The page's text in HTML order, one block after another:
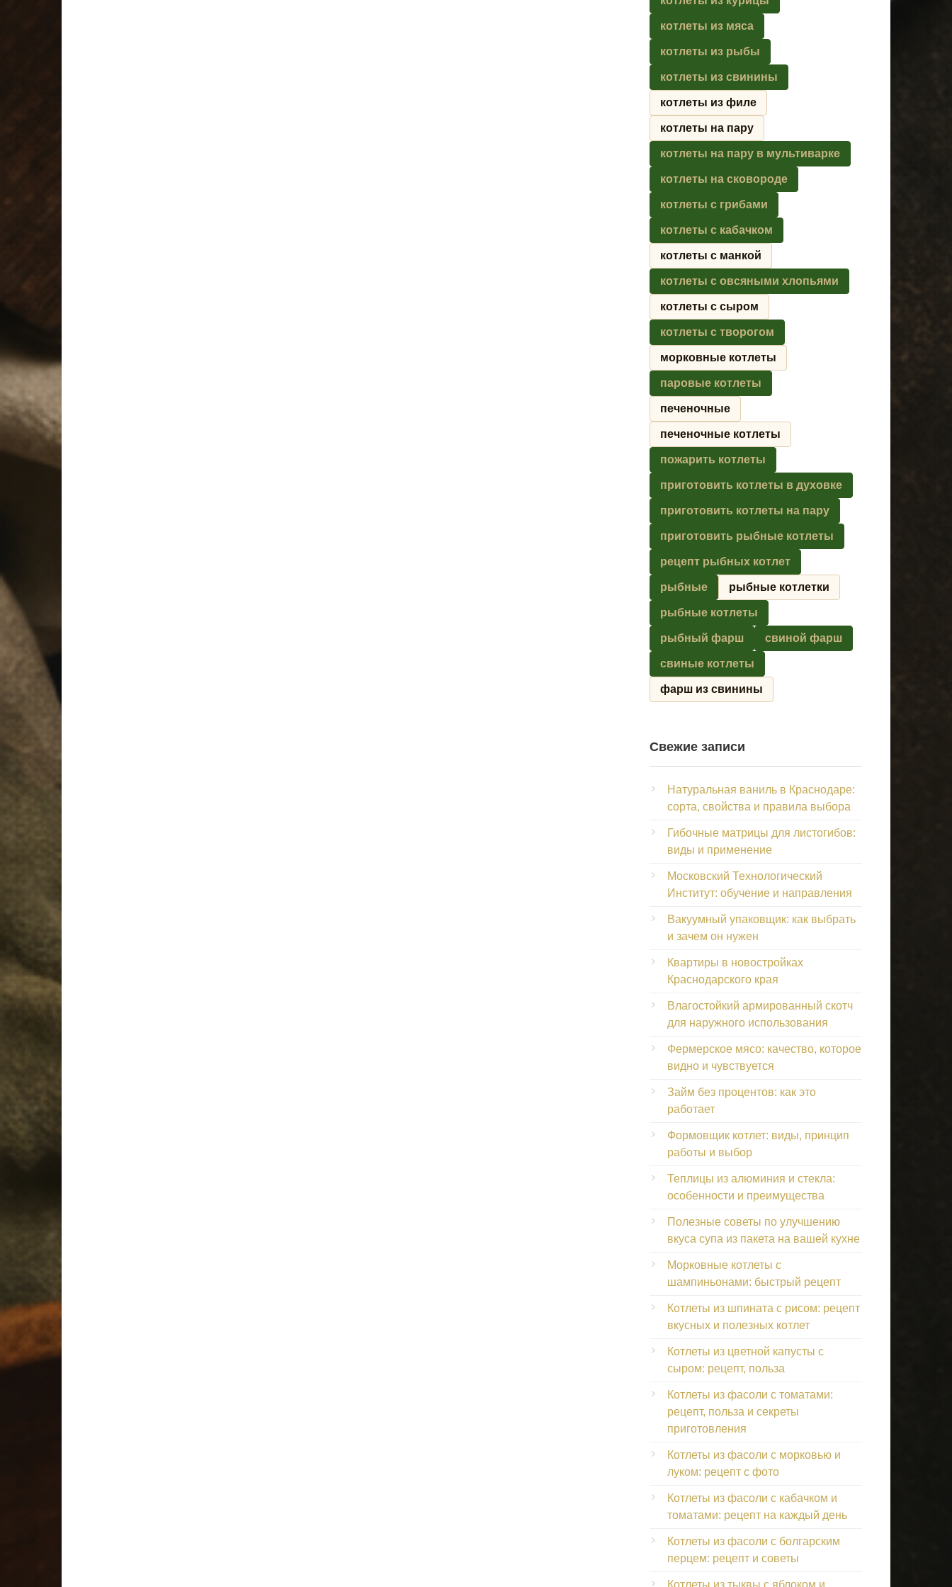
котлеты из мяса
котлеты из рыбы
котлеты из свинины
котлеты из филе
котлеты на пару
котлеты на пару в мультиварке
котлеты на сковороде
котлеты с грибами
котлеты с кабачком
котлеты с манкой
котлеты с овсяными хлопьями
котлеты с сыром
котлеты с творогом
морковные котлеты
паровые котлеты
печеночные
печеночные котлеты
пожарить котлеты
приготовить котлеты в духовке
приготовить котлеты на пару
приготовить рыбные котлеты
рецепт рыбных котлет
рыбные рыбные котлетки
рыбные котлеты
рыбный фарш свиной фарш
свиные котлеты
фарш из свинины
Свежие записи
Натуральная ваниль в Краснодаре:
сорта, свойства и правила выбора
Гибочные матрицы для листогибов:
виды и применение
Московский Технологический
Институт: обучение и направления
Вакуумный упаковщик: как выбрать
и зачем он нужен
Квартиры в новостройках
Краснодарского края
Влагостойкий армированный скотч
для наружного использования
Фермерское мясо: качество, которое
видно и чувствуется
Займ без процентов: как это
работает
Формовщик котлет: виды, принцип
работы и выбор
Теплицы из алюминия и стекла:
особенности и преимущества
Полезные советы по улучшению
вкуса супа из пакета на вашей кухне
Морковные котлеты с
шампиньонами: быстрый рецепт
Котлеты из шпината с рисом: рецепт
вкусных и полезных котлет
Котлеты из цветной капусты с
сыром: рецепт, польза
Котлеты из фасоли с томатами:
рецепт, польза и секреты
приготовления
Котлеты из фасоли с морковью и
луком: рецепт с фото
Котлеты из фасоли с кабачком и
томатами: рецепт на каждый день
Котлеты из фасоли с болгарским
перцем: рецепт и советы
Котлеты из тыквы с яблоком и